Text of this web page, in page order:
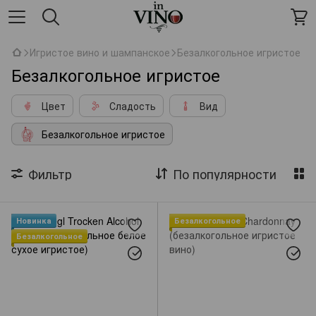
Игристое вино и шампанское Безалкогольное игристое
Безалкогольное игристое
Цвет Сладость
Вид
Безалкогольное игристое
Фильтр По популярности
Новинка
Безалкогольное
Безалкогольное